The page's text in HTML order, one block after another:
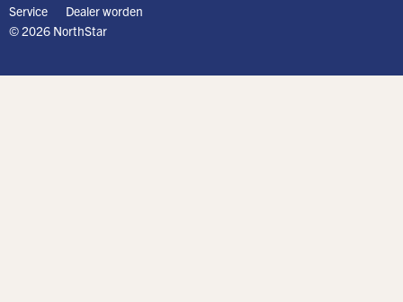
Service
Dealer worden
© 2026 NorthStar